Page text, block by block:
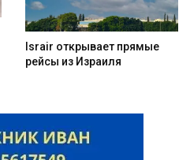
Israir открывает прямые
рейсы из Израиля